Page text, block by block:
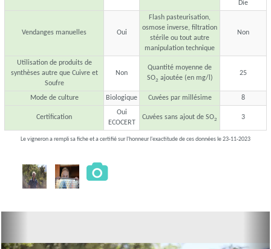
Die
Vendanges manuelles Oui
Flash pasteurisation,
osmose inverse, filtration
stérile ou tout autre
manipulation technique
Non
Utilisation de produits de
synthèses autre que Cuivre et
Soufre
Non
Quantité moyenne de
SO2 ajoutée (en mg/l)
25
Mode de culture Biologique Cuvées par millésime 8
Certification
Oui
ECOCERT
Cuvées sans ajout de SO2 3
Le vigneron a rempli sa fiche et a certifié sur l'honneur l'exactitude de ces données le 23-11-2023